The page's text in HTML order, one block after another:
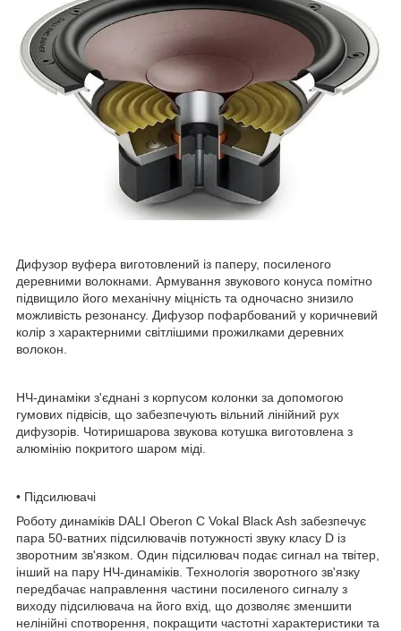
Дифузор вуфера виготовлений із паперу, посиленого
деревними волокнами. Армування звукового конуса помітно
підвищило його механічну міцність та одночасно знизило
можливість резонансу. Дифузор пофарбований у коричневий
колір з характерними світлішими прожилками деревних
волокон.
НЧ-динаміки з'єднані з корпусом колонки за допомогою
гумових підвісів, що забезпечують вільний лінійний рух
дифузорів. Чотиришарова звукова котушка виготовлена ​​з
алюмінію покритого шаром міді.
• Підсилювачі
Роботу динаміків DALI Oberon С Vokal Black Ash забезпечує
пара 50-ватних підсилювачів потужності звуку класу D із
зворотним зв'язком. Один підсилювач подає сигнал на твітер,
інший на пару НЧ-динаміків. Технологія зворотного зв'язку
передбачає направлення частини посиленого сигналу з
виходу підсилювача на його вхід, що дозволяє зменшити
нелінійні спотворення, покращити частотні характеристики та